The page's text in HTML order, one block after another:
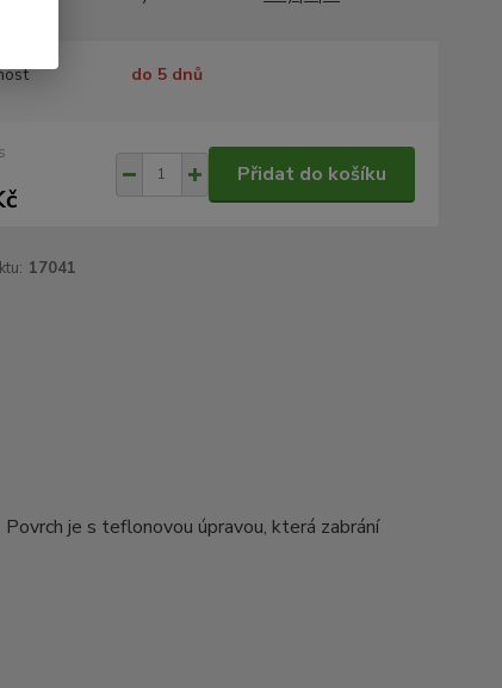
do 5 dnů
Přidat do košíku
17041
je s teflonovou úpravou, která zabrání